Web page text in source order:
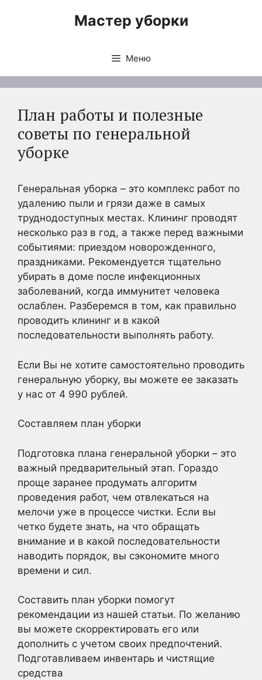
Мастер уборки
Меню
План работы и полезные
советы по генеральной
уборке
Генеральная уборка – это комплекс работ по
удалению пыли и грязи даже в самых
труднодоступных местах. Клининг проводят
несколько раз в год, а также перед важными
событиями: приездом новорожденного,
праздниками. Рекомендуется тщательно
убирать в доме после инфекционных
заболеваний, когда иммунитет человека
ослаблен. Разберемся в том, как правильно
проводить клининг и в какой
последовательности выполнять работу.
Если Вы не хотите самостоятельно проводить
генеральную уборку, вы можете ее заказать
у нас от 4 990 рублей.
Составляем план уборки
Подготовка плана генеральной уборки – это
важный предварительный этап. Гораздо
проще заранее продумать алгоритм
проведения работ, чем отвлекаться на
мелочи уже в процессе чистки. Если вы
четко будете знать, на что обращать
внимание и в какой последовательности
наводить порядок, вы сэкономите много
времени и сил.
Составить план уборки помогут
рекомендации из нашей статьи. По желанию
вы можете скорректировать его или
дополнить с учетом своих предпочтений.
Подготавливаем инвентарь и чистящие
средства